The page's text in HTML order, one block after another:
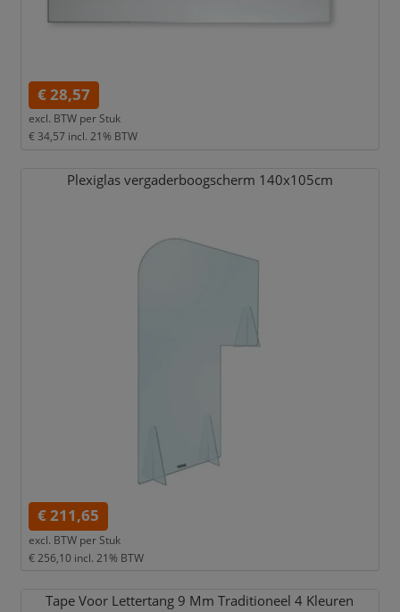
€ 28,57
excl. BTW per Stuk
€ 34,57 incl. 21% BTW
Plexiglas vergaderboogscherm 140x105cm
€ 211,65
excl. BTW per Stuk
€ 256,10 incl. 21% BTW
Tape Voor Lettertang 9 Mm Traditioneel 4 Kleuren